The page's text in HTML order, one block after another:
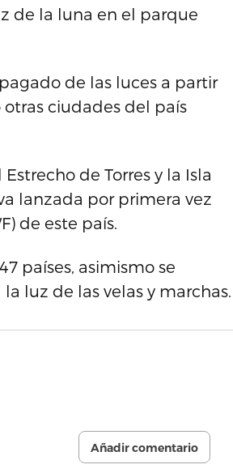
de la luna en el parque
de las luces a partir
otras ciudades del país
de Torres y la Isla
lanzada por primera vez
de este país.
países, asimismo se
luz de las velas y marchas.
Añadir comentario